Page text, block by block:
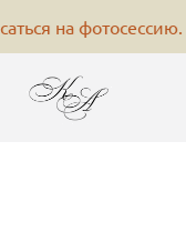
на фотосессию.